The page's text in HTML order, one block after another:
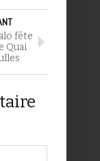
fête
Quai